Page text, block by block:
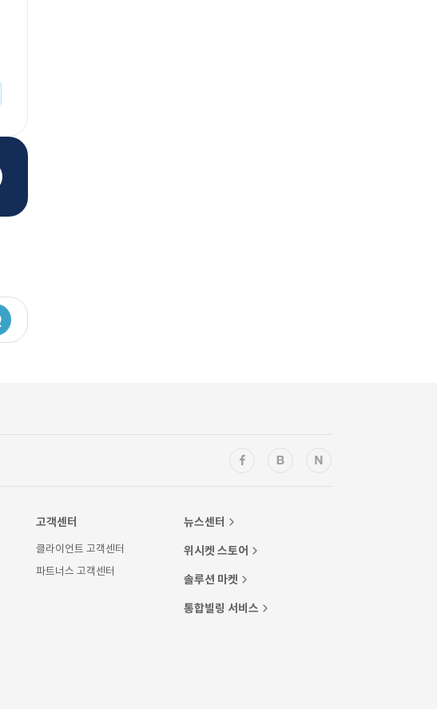
고객센터
클라이언트 고객센터
파트너스 고객센터
뉴스센터
위시켓 스토어
솔루션 마켓
통합빌링 서비스